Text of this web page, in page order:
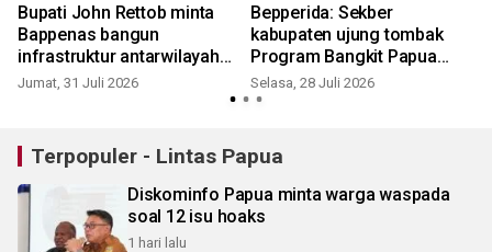
Bupati John Rettob minta
Bappenas bangun
infrastruktur antarwilayah
Papua
Jumat, 31 Juli 2026
Bepperida: Sekber
kabupaten ujung tombak
Program Bangkit Papua
Tengah
Selasa, 28 Juli 2026
Terpopuler - Lintas Papua
Diskominfo Papua minta warga waspada
soal 12 isu hoaks
1 hari lalu